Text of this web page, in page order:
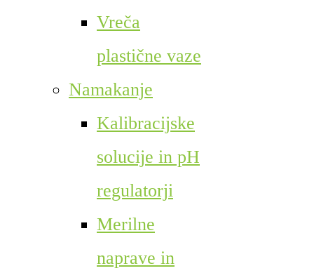
Vreča
plastične vaze
Namakanje
Kalibracijske
solucije in pH
regulatorji
Merilne
naprave in